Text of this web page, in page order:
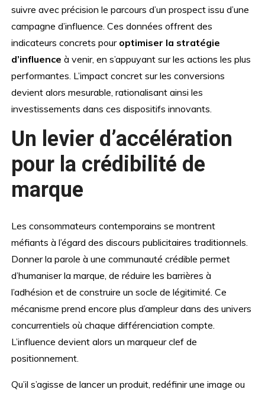
suivre avec précision le parcours d’un prospect issu d’une
campagne d’influence. Ces données offrent des
indicateurs concrets pour optimiser la stratégie
d’influence à venir, en s’appuyant sur les actions les plus
performantes. L’impact concret sur les conversions
devient alors mesurable, rationalisant ainsi les
investissements dans ces dispositifs innovants.
Un levier d’accélération
pour la crédibilité de
marque
Les consommateurs contemporains se montrent
méfiants à l’égard des discours publicitaires traditionnels.
Donner la parole à une communauté crédible permet
d’humaniser la marque, de réduire les barrières à
l’adhésion et de construire un socle de légitimité. Ce
mécanisme prend encore plus d’ampleur dans des univers
concurrentiels où chaque différenciation compte.
L’influence devient alors un marqueur clef de
positionnement.
Qu’il s’agisse de lancer un produit, redéfinir une image ou